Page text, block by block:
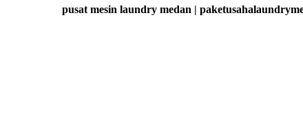
pusat mesin laundry medan |